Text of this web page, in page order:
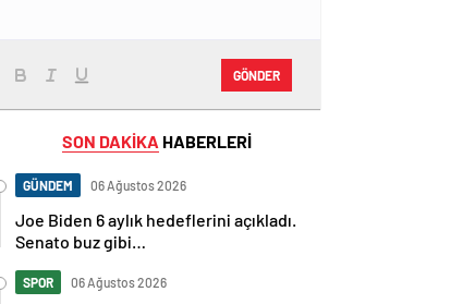
GÖNDER
SON DAKİKA HABERLERİ
GÜNDEM 06 Ağustos 2026
Joe Biden 6 aylık hedeflerini açıkladı.
Senato buz gibi…
SPOR 06 Ağustos 2026